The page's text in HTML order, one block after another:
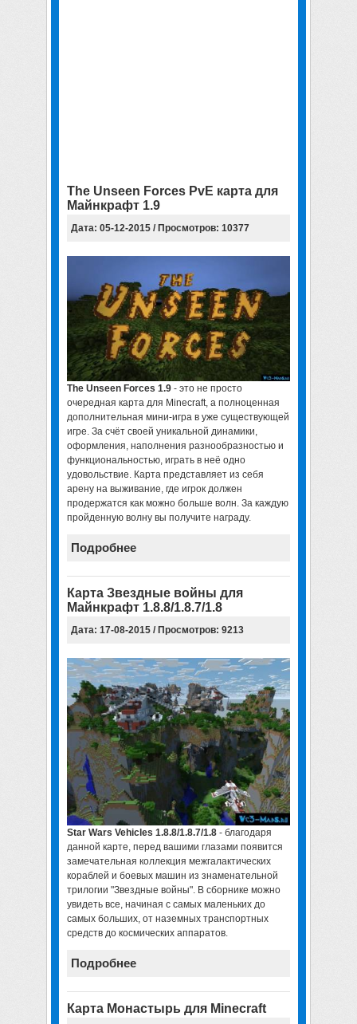
The Unseen Forces PvE карта для
Майнкрафт 1.9
Дата: 05-12-2015 / Просмотров: 10377
The Unseen Forces 1.9 - это не просто
очередная карта для Minecraft, а полноценная
дополнительная мини-игра в уже существующей
игре. За счёт своей уникальной динамики,
оформления, наполнения разнообразностью и
функциональностью, играть в неё одно
удовольствие. Карта представляет из себя
арену на выживание, где игрок должен
продержатся как можно больше волн. За каждую
пройденную волну вы получите награду.
Подробнее
Карта Звездные войны для
Майнкрафт 1.8.8/1.8.7/1.8
Дата: 17-08-2015 / Просмотров: 9213
Star Wars Vehicles 1.8.8/1.8.7/1.8 - благодаря
данной карте, перед вашими глазами появится
замечательная коллекция межгалактических
кораблей и боевых машин из знаменательной
трилогии "Звездные войны". В сборнике можно
увидеть все, начиная с самых маленьких до
самых больших, от наземных транспортных
средств до космических аппаратов.
Подробнее
Карта Монастырь для Minecraft